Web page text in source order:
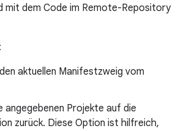
mit dem Code im Remote-Repository
aktuellen Manifestzweig vom
angegebenen Projekte auf die
zurück. Diese Option ist hilfreich,